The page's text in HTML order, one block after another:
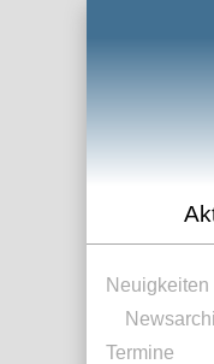
Neuigkeiten
Termine